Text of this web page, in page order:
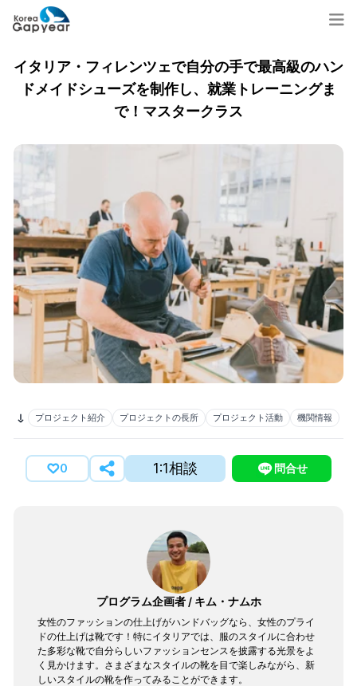
イタリア・フィレンツェで自分の手で最高級のハン
ドメイドシューズを制作し、就業トレーニングま
で！マスタークラス
プロジェクト紹介 プロジェクトの長所 プロジェクト活動 機関情報
0 1:1相談 問合せ
プログラム企画者/ キム・ナムホ
女性のファッションの仕上げがハンドバッグなら、女性のプライ
ドの仕上げは靴です！特にイタリアでは、服のスタイルに合わせ
た多彩な靴で自分らしいファッションセンスを披露する光景をよ
く見かけます。さまざまなスタイルの靴を目で楽しみながら、新
しいスタイルの靴を作ってみることができます。